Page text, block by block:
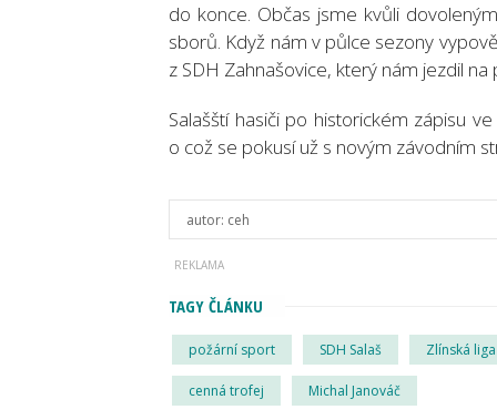
do konce. Občas jsme kvůli
sborů. Když nám v půlce sezony
z SDH Zahnašovice, který nám jezdil
Salašští hasiči po historickém zápisu
o což se pokusí už s novým závodním
autor: ceh
TAGY ČLÁNKU
požární sport SDH Salaš Zlínská liga
cenná trofej Michal Janováč